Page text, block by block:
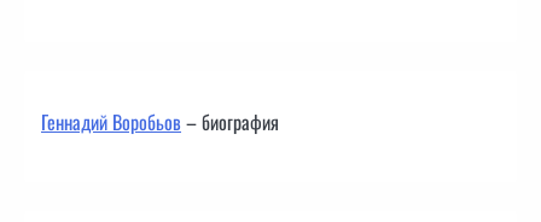
Геннадий Воробьов– биография